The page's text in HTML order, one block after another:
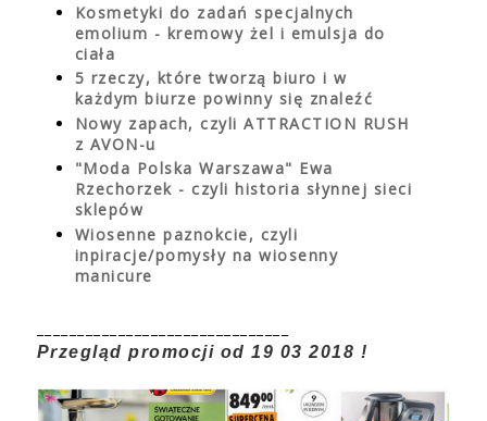
Kosmetyki do zadań specjalnych
emolium - kremowy żel i emulsja do
ciała
5 rzeczy, które tworzą biuro i w
każdym biurze powinny się znaleźć
Nowy zapach, czyli ATTRACTION RUSH
z AVON-u
"Moda Polska Warszawa" Ewa
Rzechorzek - czyli historia słynnej sieci
sklepów
Wiosenne paznokcie, czyli
inpiracje/pomysły na wiosenny
manicure
Przegląd promocji od 19 03 2018 !